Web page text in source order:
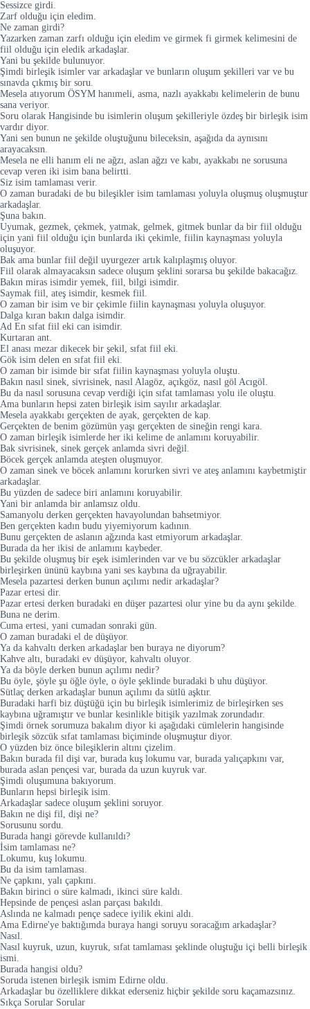
Sessizce girdi.
Zarf olduğu için eledim.
Ne zaman girdi?
Yazarken zaman zarfı olduğu için eledim ve girmek fi girmek kelimesini de
fiil olduğu için eledik arkadaşlar.
Yani bu şekilde bulunuyor.
Şimdi birleşik isimler var arkadaşlar ve bunların oluşum şekilleri var ve bu
sınavda çıkmış bir soru.
Mesela atıyorum ÖSYM hanımeli, asma, nazlı ayakkabı kelimelerin de bunu
sana veriyor.
Soru olarak Hangisinde bu isimlerin oluşum şekilleriyle özdeş bir birleşik isim
vardır diyor.
Yani sen bunun ne şekilde oluştuğunu bileceksin, aşağıda da aynısını
arayacaksın.
Mesela ne elli hanım eli ne ağzı, aslan ağzı ve kabı, ayakkabı ne sorusuna
cevap veren iki isim bana belirtti.
Siz isim tamlaması verir.
O zaman buradaki de bu bileşikler isim tamlaması yoluyla oluşmuş oluşmuştur
arkadaşlar.
Şuna bakın.
Uyumak, gezmek, çekmek, yatmak, gelmek, gitmek bunlar da bir fiil olduğu
için yani fiil olduğu için bunlarda iki çekimle, fiilin kaynaşması yoluyla
oluşuyor.
Bak ama bunlar fiil değil uyurgezer artık kalıplaşmış oluyor.
Fiil olarak almayacaksın sadece oluşum şeklini sorarsa bu şekilde bakacağız.
Bakın miras isimdir yemek, fiil, bilgi isimdir.
Saymak fiil, ateş isimdir, kesmek fiil.
O zaman bir isim ve bir çekimle fiilin kaynaşması yoluyla oluşuyor.
Dalga kıran bakın dalga isimdir.
Ad En sıfat fiil eki can isimdir.
Kurtaran ant.
El anası mezar dikecek bir şekil, sıfat fiil eki.
Gök isim delen en sıfat fiil eki.
O zaman bir isimde bir sıfat fiilin kaynaşması yoluyla oluştu.
Bakın nasıl sinek, sivrisinek, nasıl Alagöz, açıkgöz, nasıl göl Acıgöl.
Bu da nasıl sorusuna cevap verdiği için sıfat tamlaması yolu ile oluştu.
Ama bunların hepsi zaten birleşik isim sayılır arkadaşlar.
Mesela ayakkabı gerçekten de ayak, gerçekten de kap.
Gerçekten de benim gözümün yaşı gerçekten de sineğin rengi kara.
O zaman birleşik isimlerde her iki kelime de anlamını koruyabilir.
Bak sivrisinek, sinek gerçek anlamda sivri değil.
Böcek gerçek anlamda ateşten oluşmuyor.
O zaman sinek ve böcek anlamını korurken sivri ve ateş anlamını kaybetmiştir
arkadaşlar.
Bu yüzden de sadece biri anlamını koruyabilir.
Yani bir anlamda bir anlamsız oldu.
Samanyolu derken gerçekten havayolundan bahsetmiyor.
Ben gerçekten kadın budu yiyemiyorum kadının.
Bunu gerçekten de aslanın ağzında kast etmiyorum arkadaşlar.
Burada da her ikisi de anlamını kaybeder.
Bu şekilde oluşmuş bir eşek isimlerinden var ve bu sözcükler arkadaşlar
birleşirken ününü kaybına yani ses kaybına da uğrayabilir.
Mesela pazartesi derken bunun açılımı nedir arkadaşlar?
Pazar ertesi dir.
Pazar ertesi derken buradaki en düşer pazartesi olur yine bu da aynı şekilde.
Buna ne derim.
Cuma ertesi, yani cumadan sonraki gün.
O zaman buradaki el de düşüyor.
Ya da kahvaltı derken arkadaşlar ben buraya ne diyorum?
Kahve altı, buradaki ev düşüyor, kahvaltı oluyor.
Ya da böyle derken bunun açılımı nedir?
Bu öyle, şöyle şu öğle öyle, o öyle şeklinde buradaki b uhu düşüyor.
Sütlaç derken arkadaşlar bunun açılımı da sütlü aşktır.
Buradaki harfi biz düştüğü için bu birleşik isimlerimiz de birleşirken ses
kaybına uğramıştır ve bunlar kesinlikle bitişik yazılmak zorundadır.
Şimdi örnek sorumuza bakalım diyor ki aşağıdaki cümlelerin hangisinde
birleşik sözcük sıfat tamlaması biçiminde oluşmuştur diyor.
O yüzden biz önce bileşiklerin altını çizelim.
Bakın burada fil dişi var, burada kuş lokumu var, burada yalıçapkını var,
burada aslan pençesi var, burada da uzun kuyruk var.
Şimdi oluşumuna bakıyorum.
Bunların hepsi birleşik isim.
Arkadaşlar sadece oluşum şeklini soruyor.
Bakın ne dişi fil, dişi ne?
Sorusunu sordu.
Burada hangi görevde kullanıldı?
İsim tamlaması ne?
Lokumu, kuş lokumu.
Bu da isim tamlaması.
Ne çapkını, yalı çapkını.
Bakın birinci o süre kalmadı, ikinci süre kaldı.
Hepsinde de pençesi aslan parçası bakıldı.
Aslında ne kalmadı pençe sadece iyilik ekini aldı.
Ama Edirne'ye baktığımda buraya hangi soruyu soracağım arkadaşlar?
Nasıl.
Nasıl kuyruk, uzun, kuyruk, sıfat tamlaması şeklinde oluştuğu içi belli birleşik
ismi.
Burada hangisi oldu?
Soruda istenen birleşik ismim Edirne oldu.
Arkadaşlar bu özelliklere dikkat ederseniz hiçbir şekilde soru kaçamazsınız.
Sıkça Sorular Sorular